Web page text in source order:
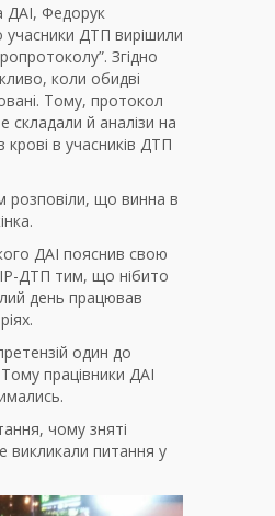
ДАІ, Федорук
ДТП вирішили
Згідно
коли обидві
Тому, протокол
складали й аналізи на
крові в учасників ДТП
розповіли, що винна в
ДАІ пояснив свою
ДТП тим, що нібито
день працював
один до
працівники ДАІ
чому зняті
питання у